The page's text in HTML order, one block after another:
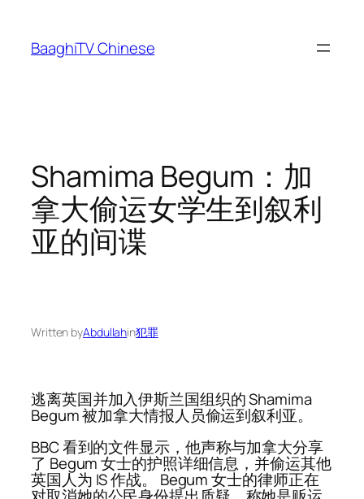
content
BaaghiTV Chinese
Shamima Begum：加
拿大偷运女学生到叙利
亚的间谍
Written byAbdullahin犯罪
逃离英国并加入伊斯兰国组织的 Shamima
Begum 被加拿大情报人员偷运到叙利亚。
BBC 看到的文件显示，他声称与加拿大分享
了 Begum 女士的护照详细信息，并偷运其他
英国人为 IS 作战。 Begum 女士的律师正在